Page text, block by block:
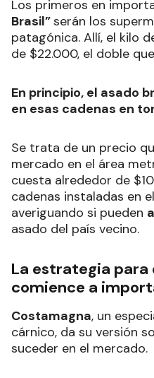
Los primeros en
Brasil”serán los
patagónica. Allí, el kilo
de $22.000, el doble
En principio, el asado
en esas cadenas en
Se trata de un precio
mercado en el área
cuesta alrededor de
cadenas instaladas en
averiguando si pueden
asado del país vecino.
La estrategia para
comience a
Costamagna, un
cárnico, da su versión
suceder en el mercado.